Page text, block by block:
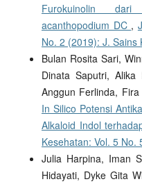
Furokuinolin
acanthopodium DC ,
No. 2 (2019): J. Sains
Bulan Rosita Sari,
Dinata Saputri, Alika
Anggun Ferlinda,
In Silico Potensi
Alkaloid Indol
Kesehatan: Vol. 5 No.
Julia Harpina, Iman
Hidayati, Dyke Gita